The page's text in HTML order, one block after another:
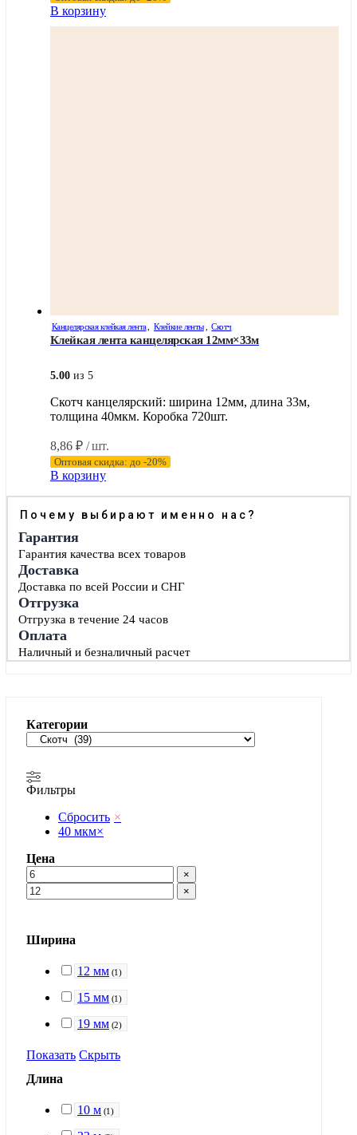
В корзину
Канцелярская клейкая лента, Клейкие ленты, Скотч
Клейкая лента канцелярская 12мм×33м
5.00 из 5
Скотч канцелярский: ширина 12мм, длина 33м,
толщина 40мкм. Коробка 720шт.
8,86 ₽ / шт.
Оптовая скидка: до -20%
В корзину
Почему выбирают именно нас?
Гарантия
Гарантия качества всех товаров
Доставка
Доставка по всей России и СНГ
Отгрузка
Отгрузка в течение 24 часов
Оплата
Наличный и безналичный расчет
Категории
Фильтры
Сбросить ×
40 мкм×
Цена
×
×
Ширина
12 мм (1)
15 мм (1)
19 мм (2)
Показать Скрыть
Длина
10 м (1)